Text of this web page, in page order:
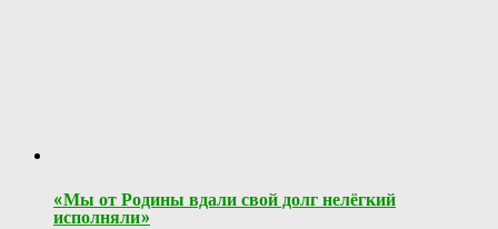
«Мы от Родины вдали свой долг нелёгкий
исполняли»